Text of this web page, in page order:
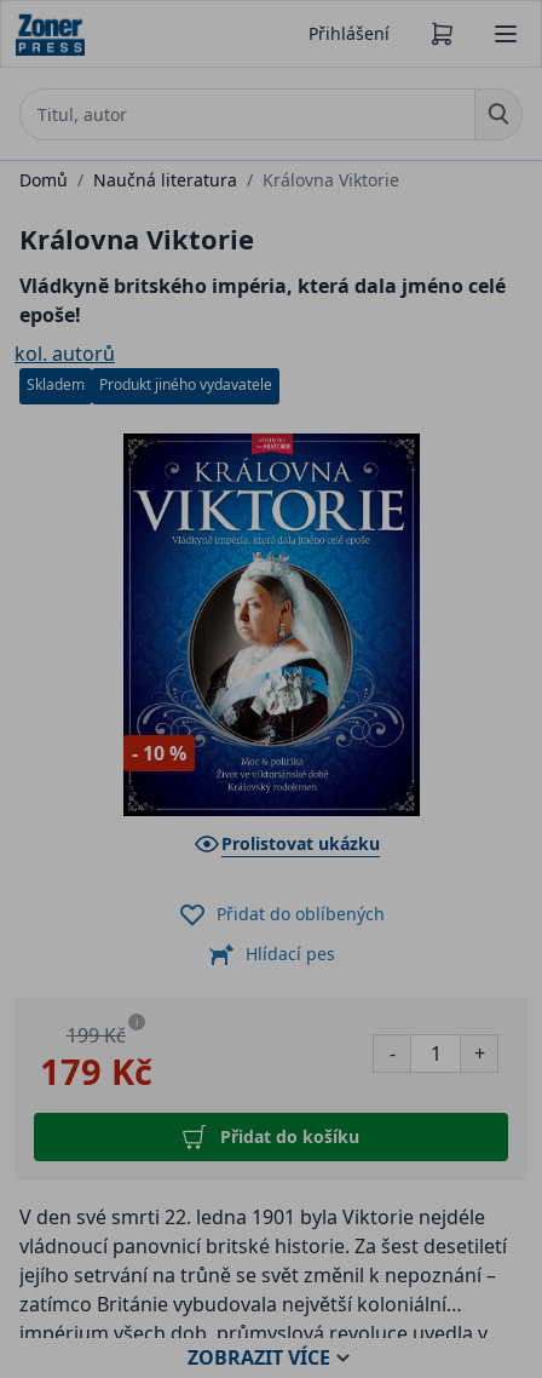
Přihlášení
Domů / Naučná literatura / Královna Viktorie
Královna Viktorie
Vládkyně britského impéria, která dala jméno celé
epoše!
kol. autorů
Skladem Produkt jiného vydavatele
- 10 %
Prolistovat ukázku
179 Kč
199 Kč i
- +
Přidat do košíku
Přidat do oblíbených
Hlídací pes
V den své smrti 22. ledna 1901 byla Viktorie nejdéle
vládnoucí panovnicí britské historie. Za šest desetiletí
jejího setrvání na trůně se svět změnil k nepoznání –
zatímco Británie vybudovala největší koloniální
impérium všech dob, průmyslová revoluce uvedla v
život neobyčejné zázraky vědy a techniky. Jak ale
ZOBRAZITVÍCE